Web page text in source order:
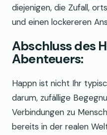
diejenigen, die Zufall,
und einen lockereren
Abschluss des
Abenteuers:
Happn ist nicht Ihr
darum, zufällige
Verbindungen zu
bereits in der realen